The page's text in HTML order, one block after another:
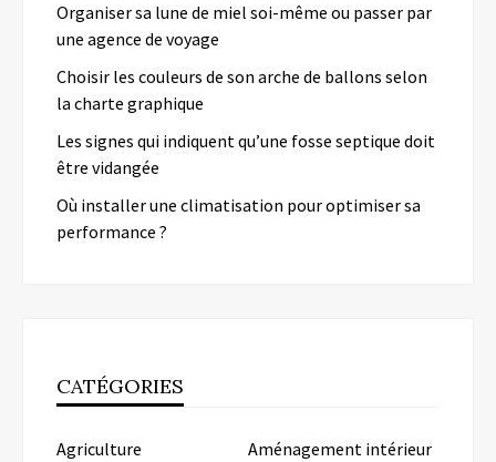
Organiser sa lune de miel soi-même ou passer par
une agence de voyage
Choisir les couleurs de son arche de ballons selon
la charte graphique
Les signes qui indiquent qu’une fosse septique doit
être vidangée
Où installer une climatisation pour optimiser sa
performance ?
CATÉGORIES
Agriculture
Aménagement intérieur